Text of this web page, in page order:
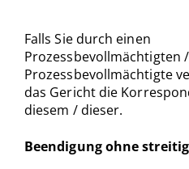
Falls Sie durch einen
Prozessbevollmächtigten
Prozessbevollmächtigte
das Gericht die
diesem / dieser.
Beendigung ohne